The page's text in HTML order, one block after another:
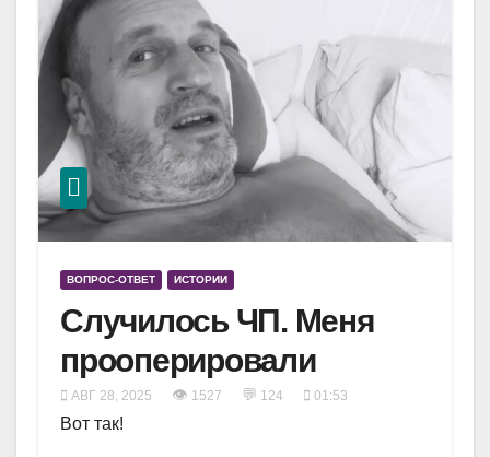
ВОПРОС-ОТВЕТ ИСТОРИИ
Случилось ЧП. Меня
прооперировали
АВГ 28, 2025 👁 1527 💬 124 01:53
Вот так!